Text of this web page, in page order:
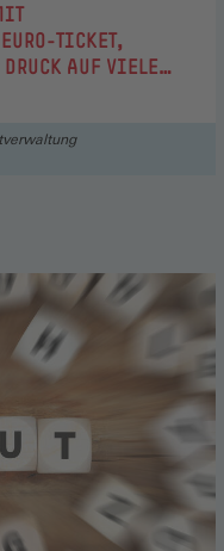
TICKET,
AUF VIELE